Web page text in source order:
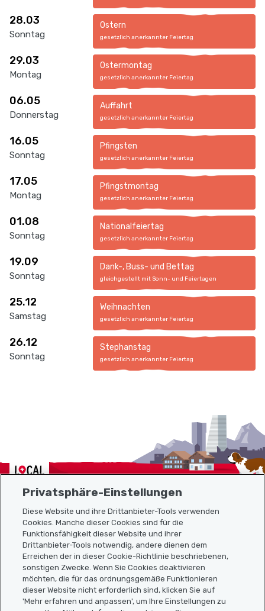
28.03
Sonntag
Ostern
gesetzlich anerkannter Feiertag
29.03
Montag
Ostermontag
gesetzlich anerkannter Feiertag
06.05
Donnerstag
Auffahrt
gesetzlich anerkannter Feiertag
16.05
Sonntag
Pfingsten
gesetzlich anerkannter Feiertag
17.05
Montag
Pfingstmontag
gesetzlich anerkannter Feiertag
01.08
Sonntag
Nationalfeiertag
gesetzlich anerkannter Feiertag
19.09
Sonntag
Dank-, Buss- und Bettag
gleichgestellt mit Sonn- und Feiertagen
25.12
Samstag
Weihnachten
gesetzlich anerkannter Feiertag
26.12
Sonntag
Stephanstag
gesetzlich anerkannter Feiertag
Localcities
Sitemap
Nützliche Links
Localcities App herunterladen
Privatsphäre-Einstellungen
Diese Website und ihre Drittanbieter-Tools verwenden
Cookies. Manche dieser Cookies sind für die
Funktionsfähigkeit dieser Website und ihrer
Drittanbieter-Tools notwendig, andere dienen dem
Erreichen der in dieser Cookie-Richtlinie beschriebenen,
sonstigen Zwecke. Wenn Sie Cookies deaktivieren
möchten, die für das ordnungsgemäße Funktionieren
dieser Website nicht erforderlich sind, klicken Sie auf
'Mehr erfahren und anpassen', um Ihre Einstellungen zu